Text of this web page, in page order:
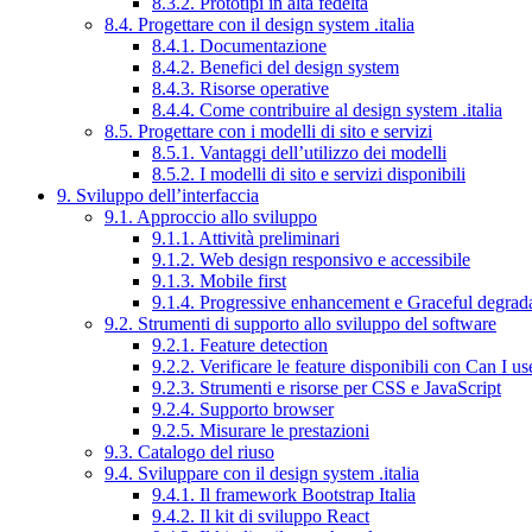
8.4. Progettare con il design system .italia
8.4.1. Documentazione
8.4.2. Benefici del design system
8.4.3. Risorse operative
8.4.4. Come contribuire al design system .italia
8.5. Progettare con i modelli di sito e servizi
8.5.1. Vantaggi dell’utilizzo dei modelli
8.5.2. I modelli di sito e servizi disponibili
9. Sviluppo dell’interfaccia
9.1. Approccio allo sviluppo
9.1.1. Attività preliminari
9.1.2. Web design responsivo e accessibile
9.1.3. Mobile first
9.1.4. Progressive enhancement e Graceful
9.2. Strumenti di supporto allo sviluppo del software
9.2.1. Feature detection
9.2.2. Verificare le feature disponibili con Can I
9.2.3. Strumenti e risorse per CSS e JavaScript
9.2.4. Supporto browser
9.2.5. Misurare le prestazioni
9.3. Catalogo del riuso
9.4. Sviluppare con il design system .italia
9.4.1. Il framework Bootstrap Italia
9.4.2. Il kit di sviluppo React